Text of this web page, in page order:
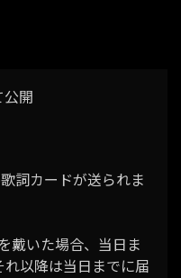
開
詞カードが送られま
戴いた場合、当日ま
以降は当日までに届